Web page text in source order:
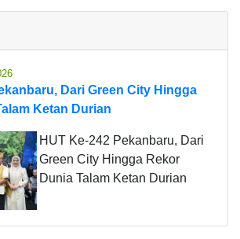
Dari Green City Hingga
Ketan Durian
HUT Ke-242 Pekanbaru, Dari
Green City Hingga Rekor
Dunia Talam Ketan Durian